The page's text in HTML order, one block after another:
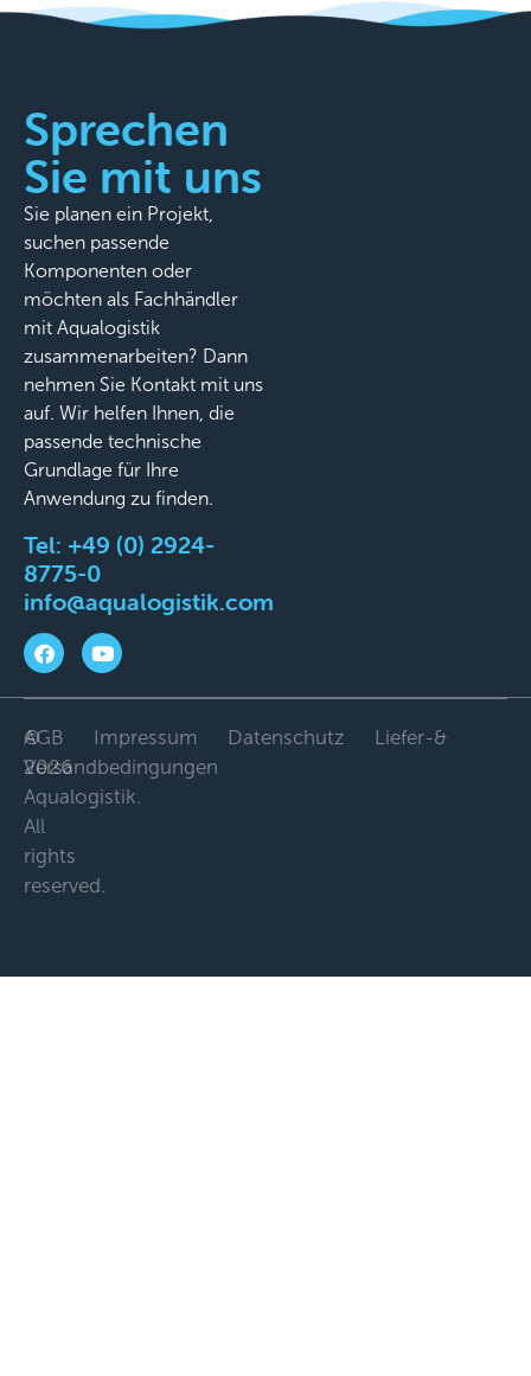
Sprechen
Sie mit uns
Sie planen ein Projekt,
suchen passende
Komponenten oder
möchten als Fachhändler
mit Aqualogistik
zusammenarbeiten? Dann
nehmen Sie Kontakt mit uns
auf. Wir helfen Ihnen, die
passende technische
Grundlage für Ihre
Anwendung zu finden.
Tel: +49 (0) 2924-
8775-0
info@aqualogistik.com
©
2026
Aqualogistik.
All
rights
reserved.
AGB Impressum Datenschutz
Liefer-&
Versandbedingungen